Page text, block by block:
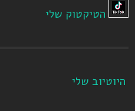
הטיקטוק שלי
היוטיוב שלי